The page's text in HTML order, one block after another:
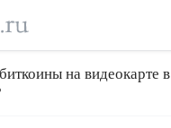
на видеокарте в